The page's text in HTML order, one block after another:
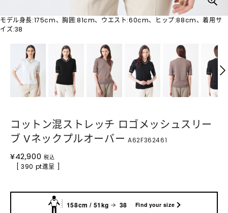
モデル身長:175cm、胸囲:81cm、ウエスト:60cm、ヒップ:88cm、着用サ
イズ:38
コットン混ストレッチ ロゴメッシュスリー
ブ Vネックプルオーバー A62F362461
¥42,900 税込
[ 390 pt進呈 ]
158cm / 51kg 38 Find your size